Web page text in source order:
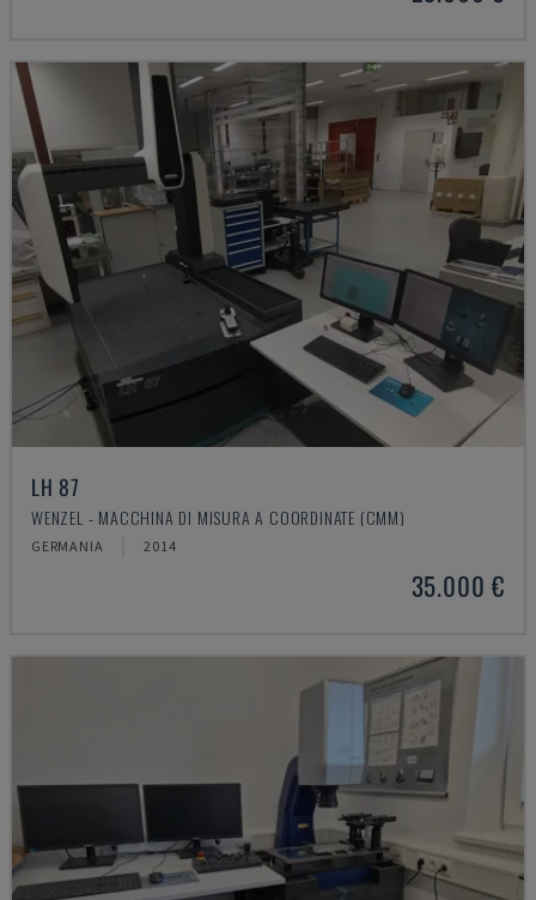
LH 87
WENZEL - MACCHINA DI MISURA A COORDINATE (CMM)
GERMANIA 2014
35.000 €